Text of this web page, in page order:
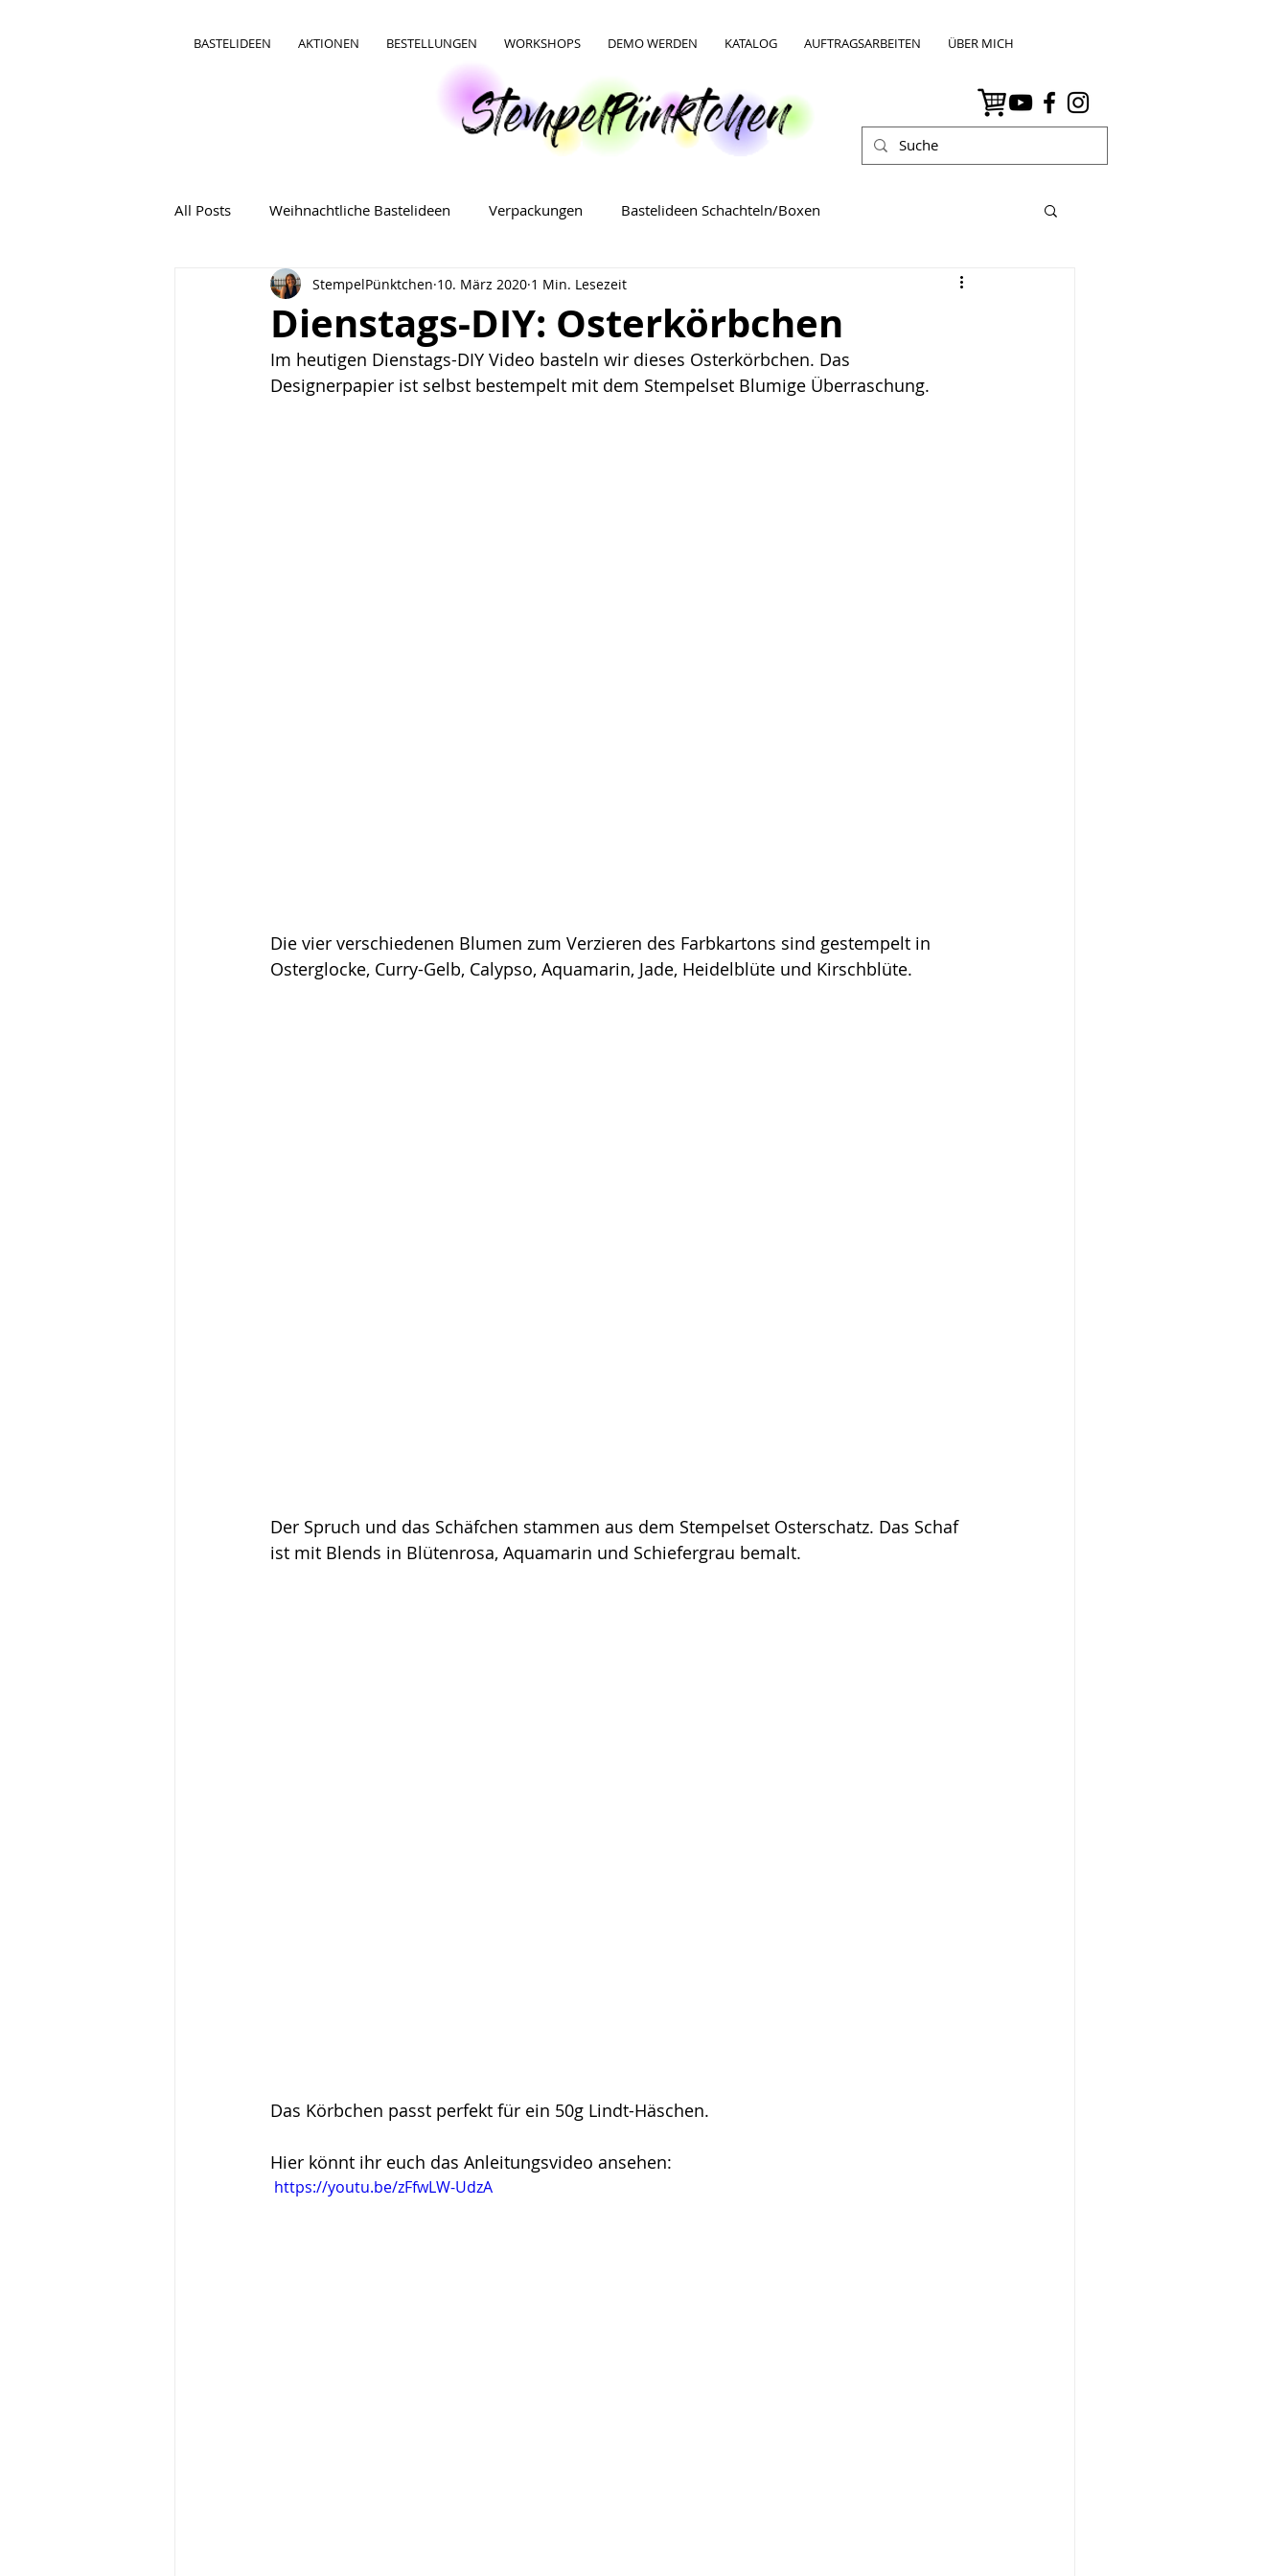
BASTELIDEEN AKTIONEN BESTELLUNGEN WORKSHOPS DEMO WERDEN KATALOG AUFTRAGSARBEITEN ÜBER MICH
All Posts Weihnachtliche Bastelideen Verpackungen Bastelideen Schachteln/Boxen
Bastelideen Besondere Karten Bastelideen Verpackungen
Dienstags-DIY: Osterkörbchen
StempelPünktchen 10. März 2020 1 Min. Lesezeit
Im heutigen Dienstags-DIY Video basteln wir dieses Osterkörbchen. Das
Designerpapier ist selbst bestempelt mit dem Stempelset Blumige Überraschung.
Die vier verschiedenen Blumen zum Verzieren des Farbkartons sind gestempelt in
Osterglocke, Curry-Gelb, Calypso, Aquamarin, Jade, Heidelblüte und Kirschblüte.
Der Spruch und das Schäfchen stammen aus dem Stempelset Osterschatz. Das Schaf
ist mit Blends in Blütenrosa, Aquamarin und Schiefergrau bemalt.
Das Körbchen passt perfekt für ein 50g Lindt-Häschen.
Hier könnt ihr euch das Anleitungsvideo ansehen:
https://youtu.be/zFfwLW-UdzA